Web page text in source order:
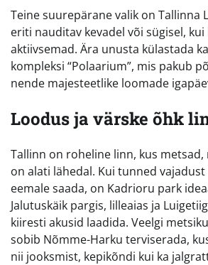
Teine suurepärane valik on Tallinna
eriti nauditav kevadel või sügisel,
aktiivsemad. Ära unusta külastada
kompleksi “Polaarium”, mis pakub
nende majesteetlike loomade
Loodus ja värske õhk
Tallinn on roheline linn, kus
on alati lähedal. Kui tunned
eemale saada, on Kadrioru park
Jalutuskäik pargis, lilleaias ja
kiiresti akusid laadida. Veelgi
sobib Nõmme-Harku terviserada,
nii jooksmist, kepikõndi kui ka